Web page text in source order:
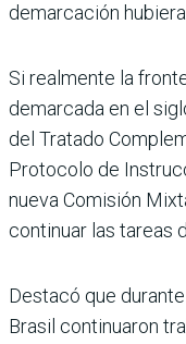
demarcación
Si realmente la
demarcada en el
del Tratado
Protocolo de
nueva Comisión
continuar las tareas
Destacó que
Brasil continuaron